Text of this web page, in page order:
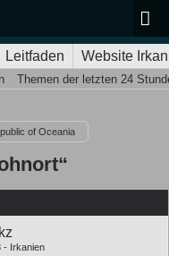
Leitfaden Website
Themen der letzten 24
of Oceania
- Irkanien